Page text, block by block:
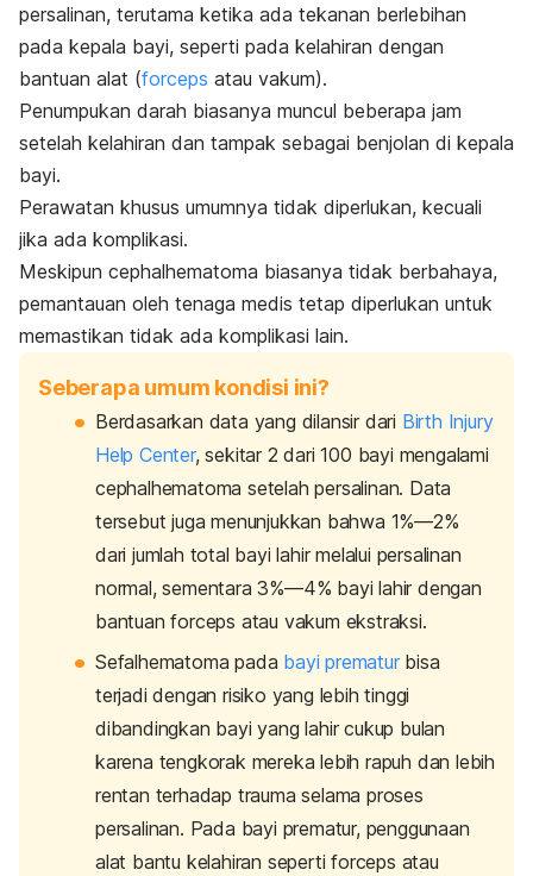
persalinan, terutama ketika ada tekanan berlebihan
pada kepala bayi, seperti pada kelahiran dengan
bantuan alat (forceps atau vakum).
Penumpukan darah biasanya muncul beberapa jam
setelah kelahiran dan tampak sebagai benjolan di kepala
bayi.
Perawatan khusus umumnya tidak diperlukan, kecuali
jika ada komplikasi.
Meskipun cephalhematoma biasanya tidak berbahaya,
pemantauan oleh tenaga medis tetap diperlukan untuk
memastikan tidak ada komplikasi lain.
Seberapa umum kondisi ini?
Berdasarkan data yang dilansir dari Birth Injury
Help Center, sekitar 2 dari 100 bayi mengalami
cephalhematoma setelah persalinan. Data
tersebut juga menunjukkan bahwa 1%—2%
dari jumlah total bayi lahir melalui persalinan
normal, sementara 3%—4% bayi lahir dengan
bantuan forceps atau vakum ekstraksi.
Sefalhematoma pada bayi prematurbisa
terjadi dengan risiko yang lebih tinggi
dibandingkan bayi yang lahir cukup bulan
karena tengkorak mereka lebih rapuh dan lebih
rentan terhadap trauma selama proses
persalinan. Pada bayi prematur, penggunaan
alat bantu kelahiran seperti forceps atau